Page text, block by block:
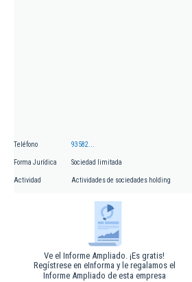
Teléfono 93582...
Forma Jurídica Sociedad limitada
Actividad Actividades de sociedades holding
Ve el Informe Ampliado. ¡Es gratis!
Regístrese en eInforma y le regalamos el
Informe Ampliado de esta empresa